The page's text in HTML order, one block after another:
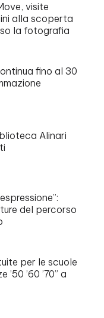
visite
alla scoperta
la fotografia
fino al 30
Alinari
del percorso
per le scuole
’50 ’60 ’70” a